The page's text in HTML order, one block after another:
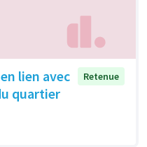
lien avec
quartier
Retenue